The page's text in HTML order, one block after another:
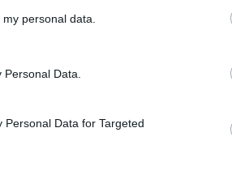
personal data.
Data.
Data for Targeted